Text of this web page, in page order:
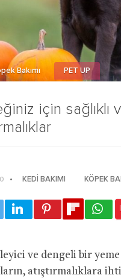
için sağlıklı
Bakımı PET UP
KEDI BAKIMI KÖPEK
ve dengeli bir
atıştırmalıklara